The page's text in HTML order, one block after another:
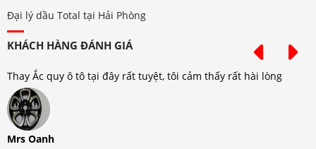
Đại lý dầu Total tại Hải Phòng
KHÁCH HÀNG ĐÁNH GIÁ
Thay Ắc quy ô tô tại đây rất tuyệt, tôi cảm thấy rất hài lòng
Mrs Oanh